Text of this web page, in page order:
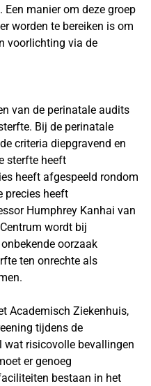
Een manier om deze groep
worden te bereiken is om
voorlichting via de
van de perinatale audits
Bij de perinatale
criteria diepgravend en
sterfte heeft
heeft afgespeeld rondom
precies heeft
Humphrey Kanhai van
wordt bij
oorzaak
ten onrechte als
Academisch Ziekenhuis,
tijdens de
wat risicovolle bevallingen
er genoeg
bestaan in het